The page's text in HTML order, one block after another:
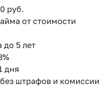
руб.
от стоимости
до 5 лет
дня
штрафов и комиссии